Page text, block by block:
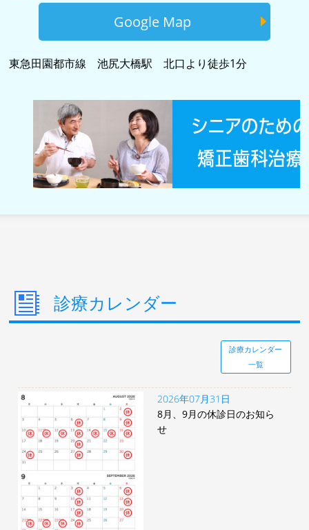
Google Map
東急田園都市線 池尻大橋駅 北口より徒歩1分
診療カレンダー
診療カレンダー
一覧
2026年07月31日
8月、9月の休診日のお知ら
せ